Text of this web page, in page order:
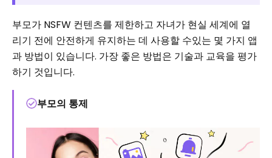
부모가 NSFW 컨텐츠를 제한하고 자녀가 현실 세계에 열
리기 전에 안전하게 유지하는 데 사용할 수있는 몇 가지 앱
과 방법이 있습니다. 가장 좋은 방법은 기술과 교육을 평가
하기 것입니다.
부모의 통제